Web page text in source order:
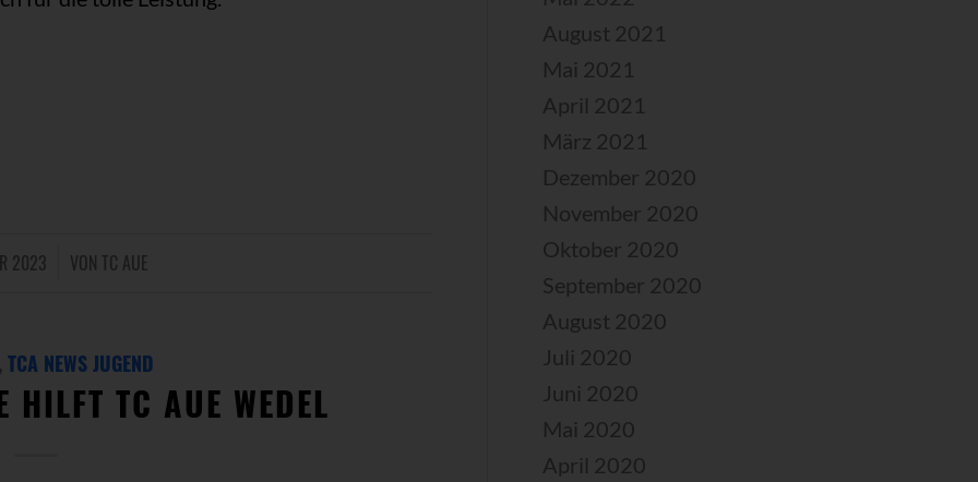
2023 VON TC AUE
TCA NEWS JUGEND
HILFT TC AUE WEDEL
August 2021
Mai 2021
April 2021
März 2021
Dezember 2020
November 2020
Oktober 2020
September 2020
August 2020
Juli 2020
Juni 2020
Mai 2020
April 2020